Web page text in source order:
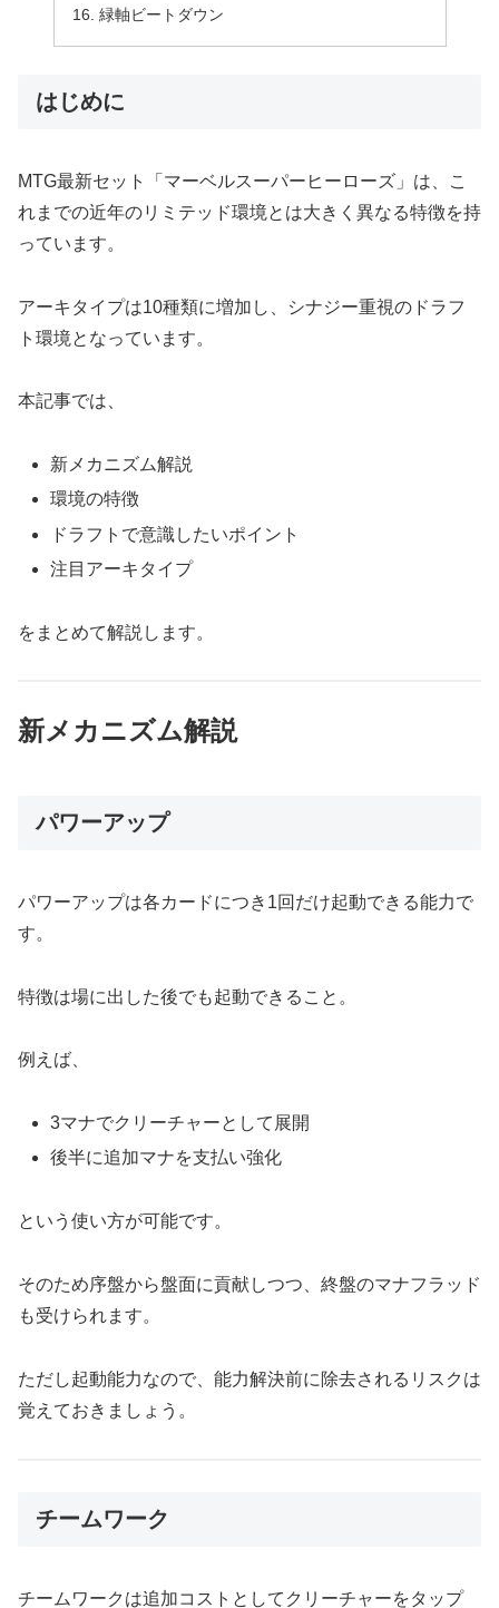
緑軸ビートダウン
はじめに
MTG最新セット「マーベルスーパーヒーローズ」は、こ
れまでの近年のリミテッド環境とは大きく異なる特徴を持
っています。
アーキタイプは10種類に増加し、シナジー重視のドラフ
ト環境となっています。
本記事では、
新メカニズム解説
環境の特徴
ドラフトで意識したいポイント
注目アーキタイプ
をまとめて解説します。
新メカニズム解説
パワーアップ
パワーアップは各カードにつき1回だけ起動できる能力で
す。
特徴は場に出した後でも起動できること。
例えば、
3マナでクリーチャーとして展開
後半に追加マナを支払い強化
という使い方が可能です。
そのため序盤から盤面に貢献しつつ、終盤のマナフラッド
も受けられます。
ただし起動能力なので、能力解決前に除去されるリスクは
覚えておきましょう。
チームワーク
チームワークは追加コストとしてクリーチャーをタップ